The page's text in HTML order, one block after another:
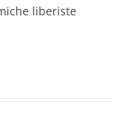
liberiste